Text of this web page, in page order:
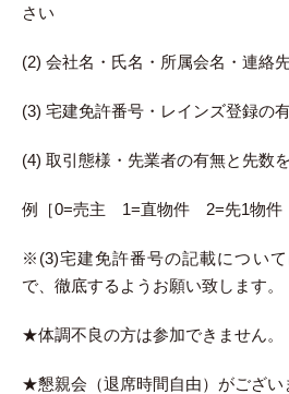
さい
(2) 会社名・氏名・所属会名・連絡
(3) 宅建免許番号・レインズ登録の
(4) 取引態様・先業者の有無と先数
例［0=売主 1=直物件 2=先1物件
※(3)宅建免許番号の記載につい
で、徹底するようお願い致します。
★体調不良の方は参加できません。
★懇親会（退席時間自由）がござい